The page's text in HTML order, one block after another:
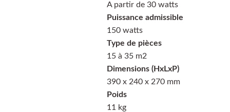
A partir de 30 watts
Puissance admissible
150 watts
Type de pièces
15 à 35 m2
Dimensions (HxLxP)
390 x 240 x 270 mm
Poids
11 kg